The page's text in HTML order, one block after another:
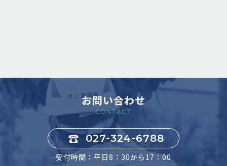
お問い合わせ
CONTACT
027-324-6788
受付時間：平日8：30から17：00